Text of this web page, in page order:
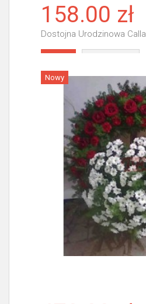
158.00 zł
Dostojna Urodzinowa Calla
Nowy